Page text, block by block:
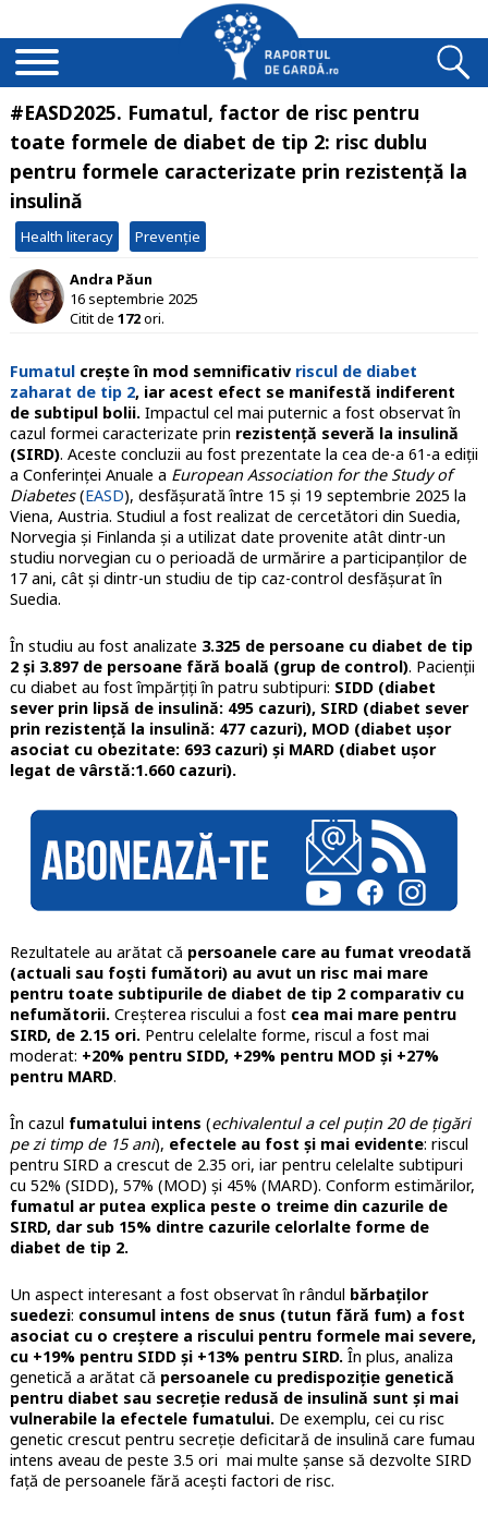
#EASD2025. Fumatul, factor de risc pentru
toate formele de diabet de tip 2: risc dublu
pentru formele caracterizate prin rezistență la
insulină
Health literacy Prevenție
Andra Păun
16 septembrie 2025
Citit de 172ori.
Fumatulcrește în mod semnificativriscul de diabet
zaharat de tip 2, iar acest efect se manifestă indiferent
de subtipul bolii.Impactul cel mai puternic a fost observat în
cazul formei caracterizate prin rezistență severă la insulină
(SIRD). Aceste concluzii au fost prezentate la cea de-a 61-a ediții
a Conferinței Anuale a European Association for the Study of
Diabetes(EASD), desfășurată între 15 și 19 septembrie 2025 la
Viena, Austria. Studiul a fost realizat de cercetători din Suedia,
Norvegia și Finlanda și a utilizat date provenite atât dintr-un
studiu norvegian cu o perioadă de urmărire a participanților de
17 ani, cât și dintr-un studiu de tip caz-control desfășurat în
Suedia.
În studiu au fost analizate 3.325 de persoane cu diabet de tip
2 și 3.897 de persoane fără boală (grup de control). Pacienții
cu diabet au fost împărțiți în patru subtipuri: SIDD (diabet
sever prin lipsă de insulină: 495 cazuri), SIRD (diabet sever
prin rezistență la insulină: 477 cazuri), MOD (diabet ușor
asociat cu obezitate: 693 cazuri) și MARD (diabet ușor
legat de vârstă:1.660 cazuri).
Rezultatele au arătat că persoanele care au fumat vreodată
(actuali sau foști fumători) au avut un risc mai mare
pentru toate subtipurile de diabet de tip 2 comparativ cu
nefumătorii.Creșterea riscului a fost cea mai mare pentru
SIRD, de 2.15 ori.Pentru celelalte forme, riscul a fost mai
moderat: +20% pentru SIDD, +29% pentru MOD și +27%
pentru MARD.
În cazul fumatului intens (echivalentul a cel puțin 20 de țigări
pe zi timp de 15 ani), efectele au fost și mai evidente: riscul
pentru SIRD a crescut de 2.35 ori, iar pentru celelalte subtipuri
cu 52% (SIDD), 57% (MOD) și 45% (MARD). Conform estimărilor,
fumatul ar putea explica peste o treime din cazurile de
SIRD, dar sub 15% dintre cazurile celorlalte forme de
diabet de tip 2.
Un aspect interesant a fost observat în rândul bărbaților
suedezi: consumul intens de snus (tutun fără fum) a fost
asociat cu o creștere a riscului pentru formele mai severe,
cu +19% pentru SIDD și +13% pentru SIRD.În plus, analiza
genetică a arătat că persoanele cu predispoziție genetică
pentru diabet sau secreție redusă de insulină sunt și mai
vulnerabile la efectele fumatului.De exemplu, cei cu risc
genetic crescut pentru secreție deficitară de insulină care fumau
intens aveau de peste 3.5 ori mai multe șanse să dezvolte SIRD
față de persoanele fără acești factori de risc.